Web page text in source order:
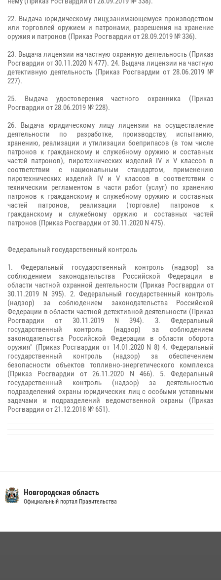
22. Выдача юридическому лицу,занимающемуся производством
или торговлей оружием и патронами, разрешения на хранение
оружия и патронов (Приказ Росгвардии от 28.09.2019 № 336).
23. Выдача лицензии на частную охранную деятельность (Приказ
Росгвардии от 30.11.2020 N 477). 24. Выдача лицензии на частную
детективную деятельность (Приказ Росгвардии от 28.06.2019 №
227).
25. Выдача удостоверения частного охранника (Приказ
Росгвардии от 28.06.2019 № 228).
26. Выдача юридическому лицу лицензии на осуществление
деятельности по разработке, производству, испытанию,
хранению, реализации и утилизации боеприпасов (в том числе
патронов к гражданскому и служебному оружию и составных
частей патронов), пиротехнических изделий IV и V классов в
соответствии с национальным стандартом, применению
пиротехнических изделий IV и V классов в соответствии с
техническим регламентом в части работ (услуг) по хранению
патронов к гражданскому и служебному оружию и составных
частей патронов, реализации (торговле) патронов к
гражданскому и служебному оружию и составных частей
патронов (Приказ Росгвардии от 30.11.2020 N 475).
Федеральный государственный контроль
1. Федеральный государственный контроль (надзор) за
соблюдением законодательства Российской Федерации в
области частной охранной деятельности (Приказ Росгвардии от
30.11.2019 N 395). 2. Федеральный государственный контроль
(надзор) за соблюдением законодательства Российской
Федерации в области частной детективной деятельности (Приказ
Росгвардии от 30.11.2019 N 394). 3. Федеральный
государственный контроль (надзор) за соблюдением
законодательства Российской Федерации в области оборота
оружия" (Приказ Росгвардии от 14.01.2020 N 8) 4. Федеральный
государственный контроль (надзор) за обеспечением
безопасности объектов топливно-энергетического комплекса
(Приказ Росгвардии от 26.11.2020 N 466). 5. Федеральный
государственный контроль (надзор) за деятельностью
подразделений охраны юридических лиц с особыми уставными
задачами и подразделений ведомственной охраны (Приказ
Росгвардии от 21.12.2018 № 651).
Новгородская область
Официальный портал Правительства